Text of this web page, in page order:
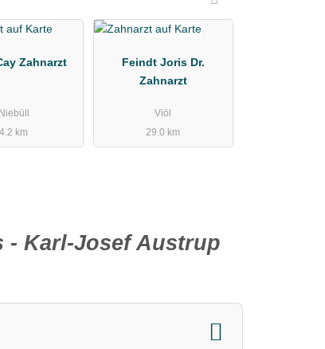
Zahnarzt
Niebüll
4.2 km
Feindt Joris Dr.
Zahnarzt
Viöl
29.0 km
- Karl-Josef Austrup